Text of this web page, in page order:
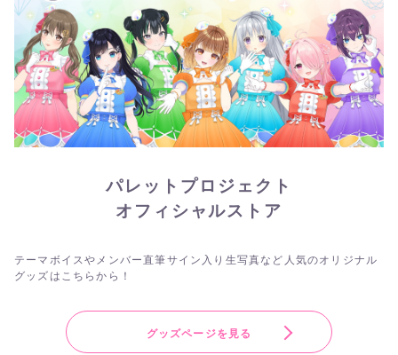
パレットプロジェクト
オフィシャルストア
テーマボイスやメンバー直筆サイン入り生写真など人気のオリジナル
グッズはこちらから！
グッズページを見る